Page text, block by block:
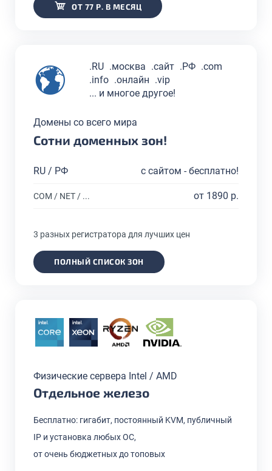
ОТ 77 Р. В МЕСЯЦ
.RU .москва .сайт .РФ .com
.info .онлайн .vip
... и многое другое!
Домены со всего мира
Сотни доменных зон!
RU / РФ с сайтом - бесплатно!
COM / NET / ... от 1890 р.
3 разных регистратора для лучших цен
ПОЛНЫЙ СПИСОК ЗОН
Физические сервера Intel / AMD
Отдельное железо
Бесплатно: гигабит, постоянный KVM, публичный
IP и установка любых ОС,
от очень бюджетных до топовых